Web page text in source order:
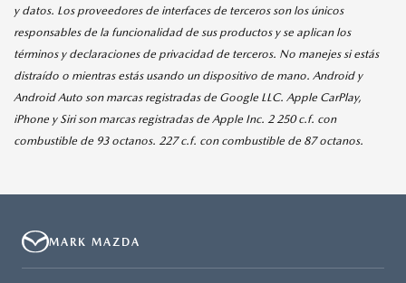
y datos. Los proveedores de interfaces de terceros son los únicos
responsables de la funcionalidad de sus productos y se aplican los
términos y declaraciones de privacidad de terceros. No manejes si estás
distraído o mientras estás usando un dispositivo de mano. Android y
Android Auto son marcas registradas de Google LLC. Apple CarPlay,
iPhone y Siri son marcas registradas de Apple Inc. 2 250 c.f. con
combustible de 93 octanos. 227 c.f. con combustible de 87 octanos.
MARK MAZDA